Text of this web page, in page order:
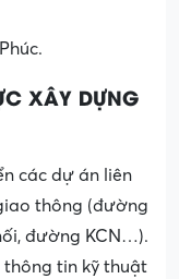
XÂY DỰNG
các dự án liên
thông (đường
đường KCN…).
thông tin kỹ thuật